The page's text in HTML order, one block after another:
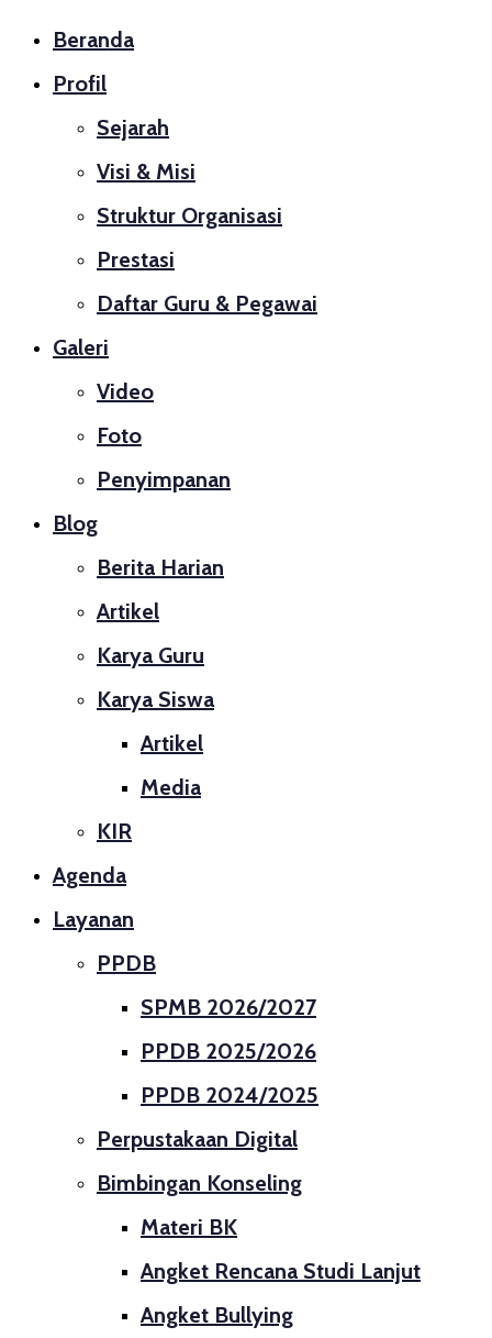
Beranda
Profil
Sejarah
Visi & Misi
Struktur Organisasi
Prestasi
Daftar Guru & Pegawai
Galeri
Video
Foto
Penyimpanan
Blog
Berita Harian
Artikel
Karya Guru
Karya Siswa
Artikel
Media
KIR
Agenda
Layanan
PPDB
SPMB 2026/2027
PPDB 2025/2026
PPDB 2024/2025
Perpustakaan Digital
Bimbingan Konseling
Materi BK
Angket Rencana Studi Lanjut
Angket Bullying